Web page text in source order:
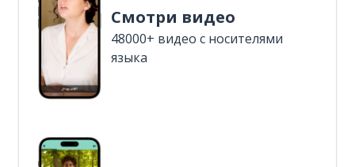
Смотри видео
48000+ видео с носителями
языка